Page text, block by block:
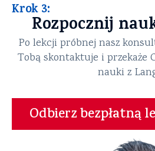
Krok 3:
Rozpocznij
Po lekcji próbnej nasz
Tobą skontaktuje i przekaże
nauki z
Odbierz bezpłatną